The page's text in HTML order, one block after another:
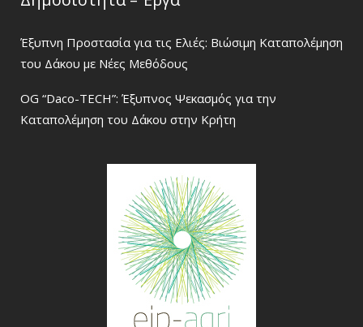
Έξυπνη Προστασία για τις Ελιές: Βιώσιμη Καταπολέμηση
του Δάκου με Νέες Μεθόδους
OG “Daco-TECH”: Έξυπνος Ψεκασμός για την
Καταπολέμηση του Δάκου στην Κρήτη